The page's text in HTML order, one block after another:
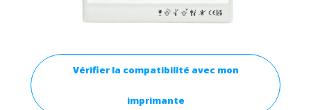
Vérifier la compatibilité avec mon
imprimante